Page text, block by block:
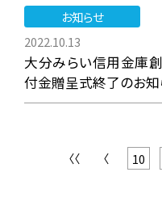
お知らせ
2022.10.13
大分みらい信用金庫
付金贈呈式終了のお知
〈〈 〈 10